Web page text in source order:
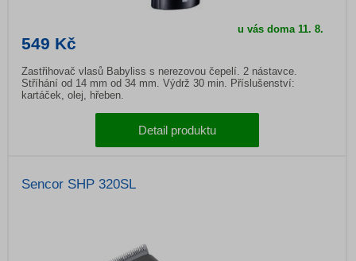
549 Kč
u vás doma11. 8.
Zastřihovač vlasů Babyliss s nerezovou čepelí. 2 nástavce.
Stříhání od 14 mm od 34 mm. Výdrž 30 min. Příslušenství:
kartáček, olej, hřeben.
Detail produktu
Sencor SHP 320SL